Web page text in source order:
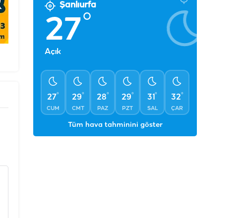
Şanlıurfa
27°
Açık
27°
CUM
29°
CMT
28°
PAZ
29°
PZT
31°
SAL
32°
ÇAR
Tüm hava tahminini göster